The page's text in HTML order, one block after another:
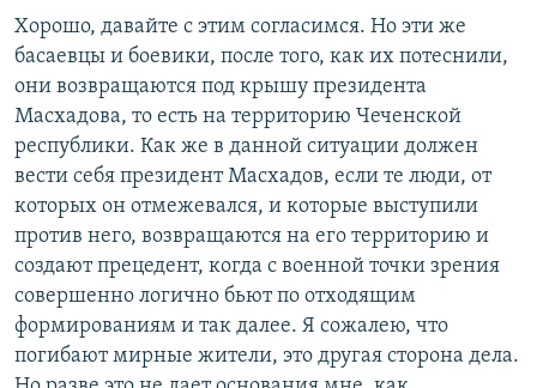
Хорошо, давайте с этим согласимся. Но эти же
басаевцы и боевики, после того, как их потеснили,
они возвращаются под крышу президента
Масхадова, то есть на территорию Чеченской
республики. Как же в данной ситуации должен
вести себя президент Масхадов, если те люди, от
которых он отмежевался, и которые выступили
против него, возвращаются на его территорию и
создают прецедент, когда с военной точки зрения
совершенно логично бьют по отходящим
формированиям и так далее. Я сожалею, что
погибают мирные жители, это другая сторона дела.